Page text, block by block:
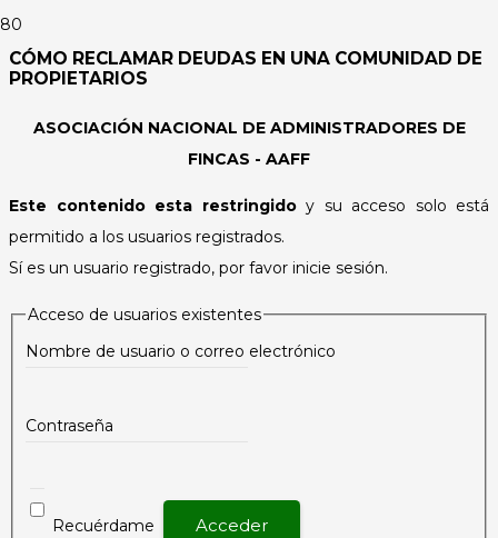
CÓMO RECLAMAR DEUDAS EN UNA COMUNIDAD DE
PROPIETARIOS
ASOCIACIÓN NACIONAL DE ADMINISTRADORES DE
FINCAS - AAFF
Este contenido esta restringidoy su acceso solo está
permitido a los usuarios registrados.
Sí es un usuario registrado, por favor inicie sesión.
Acceso de usuarios existentes
Nombre de usuario o correo electrónico
Contraseña
Recuérdame